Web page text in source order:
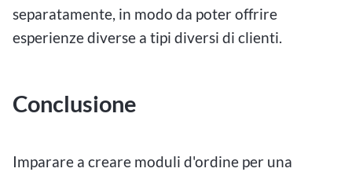
separatamente, in modo da poter offrire
esperienze diverse a tipi diversi di clienti.
Conclusione
Imparare a creare moduli d'ordine per una